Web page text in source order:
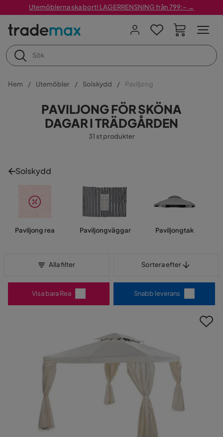
Utemöblerna ska bort! LAGERRENSNING från 799:– →
Hem Utemöbler Solskydd Paviljong
PAVILJONG FÖR SKÖNA
DAGAR I TRÄDGÅRDEN
31 st produkter
Solskydd
Paviljong rea Paviljongväggar Paviljongtak
Alla filter Sortera efter
Visa bara Rea Snabb leverans